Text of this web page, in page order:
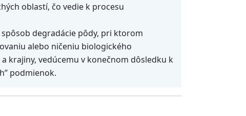
oblastí, čo vedie k procesu
degradácie pôdy, pri ktorom
alebo ničeniu biologického
krajiny, vedúcemu v konečnom dôsledku k
podmienok.